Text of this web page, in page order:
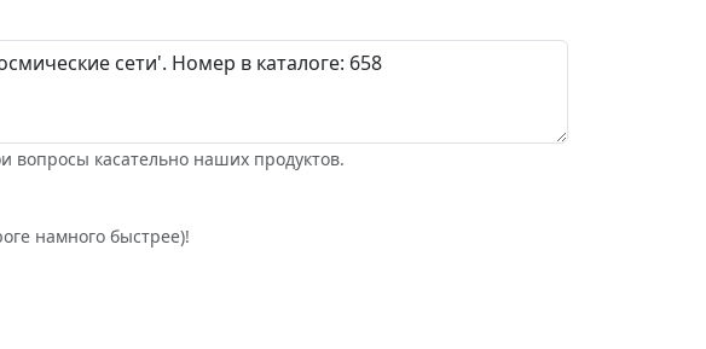
вопросы касательно наших продуктов.
намного быстрее)!